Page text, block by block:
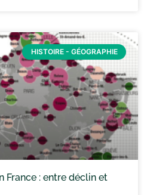
HISTOIRE - GÉOGRAPHIE
France : entre déclin et